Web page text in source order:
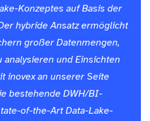
Konzeptes auf Basis der
hybride Ansatz ermöglicht
großer Datenmengen,
analysieren und Einsichten
inovex an unserer Seite
bestehende DWH/BI-
of-the-Art Data-Lake-